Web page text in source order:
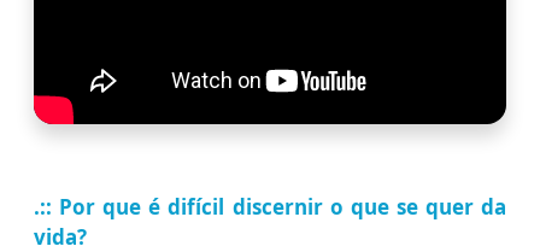
.:: Por que é difícil discernir o que se quer da
vida?